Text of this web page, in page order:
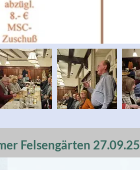
Felsengärten 27.09.25